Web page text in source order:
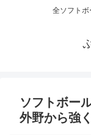
全ソフト
ソフトボー
外野から強